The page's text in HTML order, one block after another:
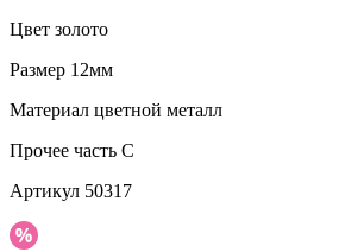
Цвет золото
Размер 12мм
Материал цветной металл
Прочее часть C
Артикул 50317